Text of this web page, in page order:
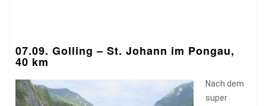
07.09. Golling – St. Johann im Pongau,
40 km
Nach dem
super